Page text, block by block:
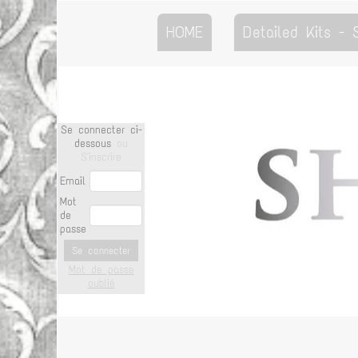
HOME Detailed Kits -
Se connecter ci-
dessous
Email
Mot
de
passe
Se connecter
Mot de passe